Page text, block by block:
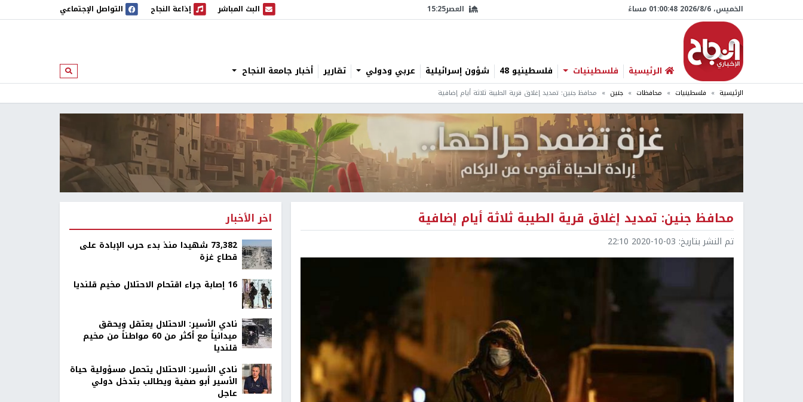
الخميس، 6/‏8/‏2026 01:00:49 مساءً العصر15:25 البث المباشر
البث المباشر إذاعة النجاح
إذاعة النجاح التواصل الإجتماعي
الرئيسية فلسطينيات فلسطينيو 48 شؤون إسرائيلية عربي ودولي تقارير أخبار جامعة النجاح ابحث
الرئيسية فلسطينيات محافظات جنين محافظ جنين: تمديد إغلاق قرية الطيبة ثلاثة أيام إضافية
محافظ جنين: تمديد إغلاق قرية الطيبة ثلاثة أيام إضافية
تم النشر بتاريخ: 2020-10-03 22:10
اخر الأخبار
73,382 شهيدا منذ بدء حرب الإبادة على
قطاع غزة
16 إصابة جراء اقتحام الاحتلال مخيم قلنديا
نادي الأسير: الاحتلال يعتقل ويحقق
ميدانياً مع أكثر من 60 مواطناً من مخيم
قلنديا
نادي الأسير: الاحتلال يتحمل مسؤولية حياة
الأسير أبو صفية ويطالب بتدخل دولي
عاجل